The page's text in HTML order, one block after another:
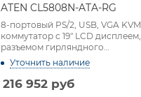
ATEN CL5808N-ATA-RG
8-портовый PS/2, USB, VGA KVM
коммутатор с 19" LCD дисплеем,
разъемом гирляндного
подключения и поддержкой
USB-периферии, Dual Rail (1280 x
1024)
Уточнить наличие
216 952руб